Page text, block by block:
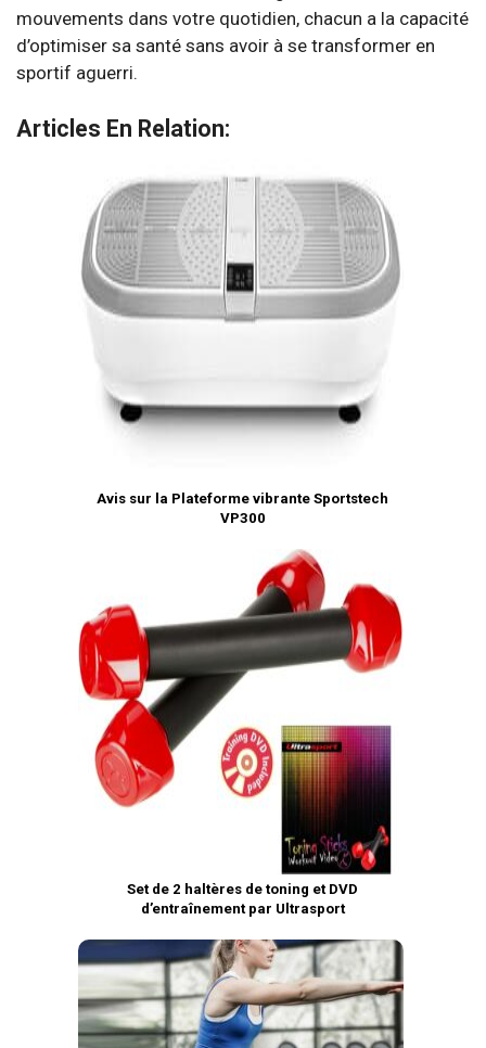
mouvements dans votre quotidien, chacun a la capacité
d’optimiser sa santé sans avoir à se transformer en
sportif aguerri.
Articles En Relation:
Avis sur la Plateforme vibrante Sportstech
VP300
Set de 2 haltères de toning et DVD
d’entraînement par Ultrasport